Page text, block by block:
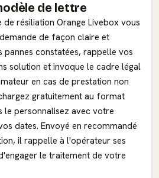
de lettre
résiliation Orange Livebox vous
de façon claire et
pannes constatées, rappelle vos
solution et invoque le cadre légal
en cas de prestation non
gratuitement au format
le personnalisez avec votre
dates. Envoyé en recommandé
il rappelle à l'opérateur ses
le traitement de votre